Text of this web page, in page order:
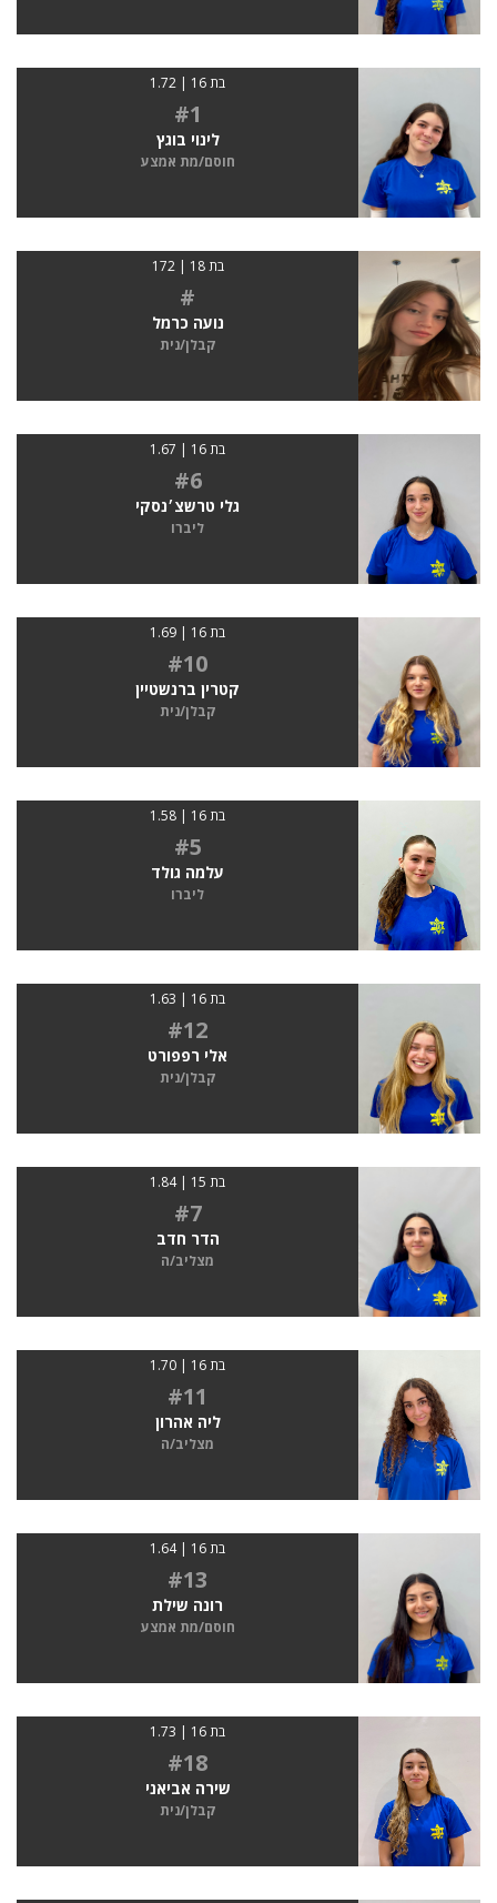
בת 16 | 1.72
#1
לינוי בוגץ
חוסם/מת אמצע
בת 18 | 172
#
נועה כרמל
קבלן/נית
בת 16 | 1.67
#6
גלי טרשצ׳נסקי
ליברו
בת 16 | 1.69
#10
קטרין ברנשטיין
קבלן/נית
בת 16 | 1.58
#5
עלמה גולד
ליברו
בת 16 | 1.63
#12
אלי רפפורט
קבלן/נית
בת 15 | 1.84
#7
הדר חדב
מצליב/ה
בת 16 | 1.70
#11
ליה אהרון
מצליב/ה
בת 16 | 1.64
#13
רונה שילת
חוסם/מת אמצע
בת 16 | 1.73
#18
שירה אביאני
קבלן/נית